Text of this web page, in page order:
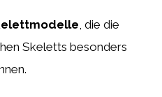
, die die
Skeletts besonders